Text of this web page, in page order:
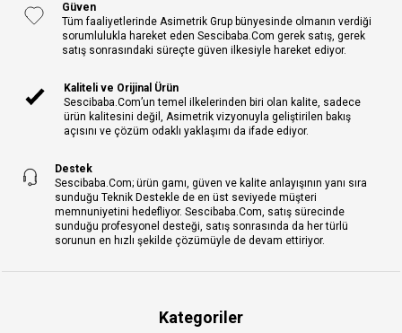
Güven
Tüm faaliyetlerinde Asimetrik Grup bünyesinde olmanın verdiği
sorumlulukla hareket eden Sescibaba.Com gerek satış, gerek
satış sonrasındaki süreçte güven ilkesiyle hareket ediyor.
Kaliteli ve Orijinal Ürün
Sescibaba.Com’un temel ilkelerinden biri olan kalite, sadece
ürün kalitesini değil, Asimetrik vizyonuyla geliştirilen bakış
açısını ve çözüm odaklı yaklaşımı da ifade ediyor.
Destek
Sescibaba.Com; ürün gamı, güven ve kalite anlayışının yanı sıra
sunduğu Teknik Destekle de en üst seviyede müşteri
memnuniyetini hedefliyor. Sescibaba.Com, satış sürecinde
sunduğu profesyonel desteği, satış sonrasında da her türlü
sorunun en hızlı şekilde çözümüyle de devam ettiriyor.
Kategoriler